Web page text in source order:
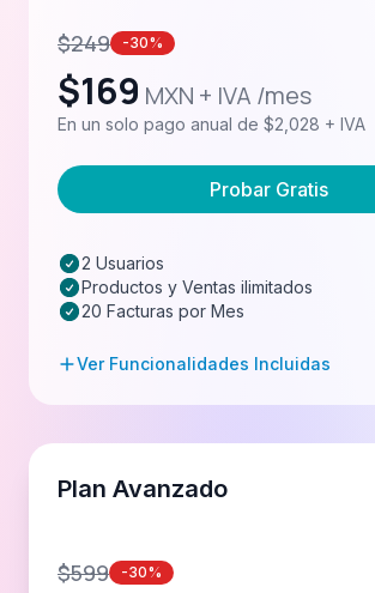
$249 -30%
$169 MXN + IVA /mes
En un solo pago anual de $2,028 + IVA
Probar Gratis
2 Usuarios
Productos y Ventas ilimitados
20 Facturas por Mes
Ver Funcionalidades Incluidas
Plan Avanzado
$599 -30%